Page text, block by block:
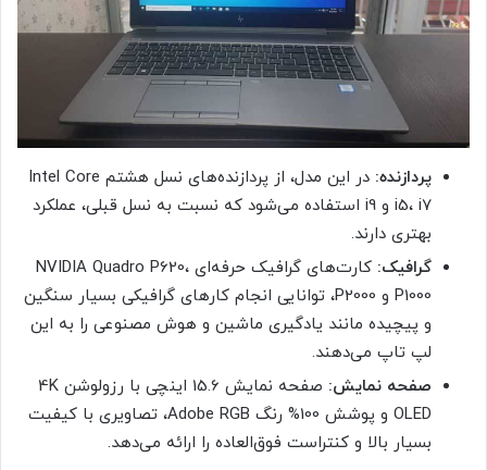
پردازنده:
در این مدل، از پردازنده‌های نسل هشتم Intel Core
i5، i7 و i9 استفاده می‌شود که نسبت به نسل قبلی، عملکرد
بهتری دارند.
گرافیک:
کارت‌های گرافیک حرفه‌ای NVIDIA Quadro P620،
P1000 و P2000، توانایی انجام کارهای گرافیکی بسیار سنگین
و پیچیده مانند یادگیری ماشین و هوش مصنوعی را به این
لپ تاپ می‌دهند.
صفحه نمایش:
صفحه نمایش 15.6 اینچی با رزولوشن 4K
OLED و پوشش 100% رنگ Adobe RGB، تصاویری با کیفیت
بسیار بالا و کنتراست فوق‌العاده را ارائه می‌دهد.